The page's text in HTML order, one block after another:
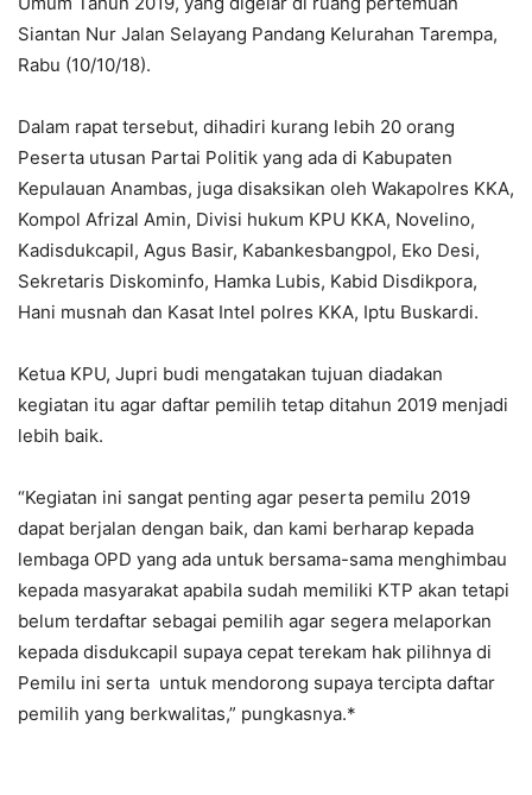
Siantan Nur Jalan Selayang Pandang Kelurahan Tarempa,
Rabu (10/10/18).
Dalam rapat tersebut, dihadiri kurang lebih 20 orang
Peserta utusan Partai Politik yang ada di Kabupaten
Kepulauan Anambas, juga disaksikan oleh Wakapolres KKA,
Kompol Afrizal Amin, Divisi hukum KPU KKA, Novelino,
Kadisdukcapil, Agus Basir, Kabankesbangpol, Eko Desi,
Sekretaris Diskominfo, Hamka Lubis, Kabid Disdikpora,
Hani musnah dan Kasat Intel polres KKA, Iptu Buskardi.
Ketua KPU, Jupri budi mengatakan tujuan diadakan
kegiatan itu agar daftar pemilih tetap ditahun 2019 menjadi
lebih baik.
“Kegiatan ini sangat penting agar peserta pemilu 2019
dapat berjalan dengan baik, dan kami berharap kepada
lembaga OPD yang ada untuk bersama-sama menghimbau
kepada masyarakat apabila sudah memiliki KTP akan tetapi
belum terdaftar sebagai pemilih agar segera melaporkan
kepada disdukcapil supaya cepat terekam hak pilihnya di
Pemilu ini serta untuk mendorong supaya tercipta daftar
pemilih yang berkwalitas,” pungkasnya.*